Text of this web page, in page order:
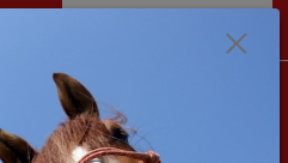
0 Kč